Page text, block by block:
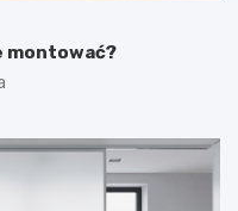
montować?